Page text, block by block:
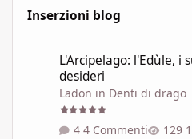
Inserzioni blog
L'Arcipelago: l'Edùle, i
desideri
Ladon in Denti di drago
4 Commenti